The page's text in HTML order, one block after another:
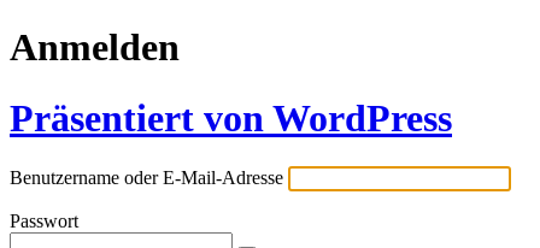
Anmelden
Präsentiert von WordPress
Benutzername oder E-Mail-Adresse
Passwort